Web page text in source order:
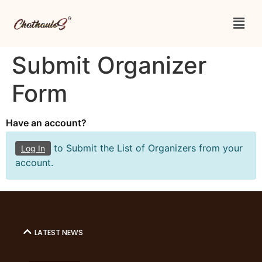
Submit Organizer
Form
Have an account?
Log In
to Submit the List of Organizers from your
account.
LATEST NEWS